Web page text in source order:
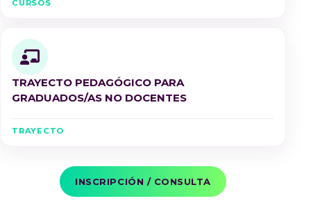
CURSOS
TRAYECTO PEDAGÓGICO PARA
GRADUADOS/AS NO DOCENTES
TRAYECTO
INSCRIPCIÓN / CONSULTA